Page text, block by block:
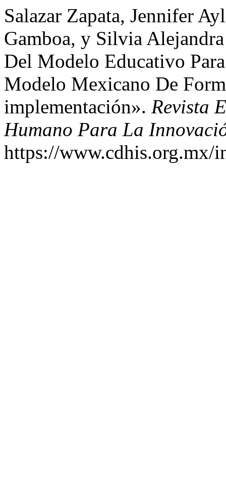
Salazar Zapata, Jennifer
Gamboa, y Silvia
Del Modelo Educativo
Modelo Mexicano De
implementación». Revista
Humano Para La
https://www.cdhis.org.mx/